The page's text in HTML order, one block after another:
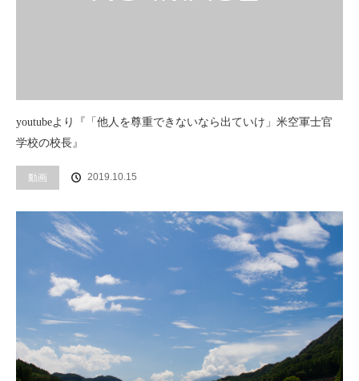
youtubeより『「他人を尊重できないなら出ていけ」米空軍士官
学校の校長』
動画 2019.10.15